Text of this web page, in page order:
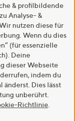
& profilbildende
Analyse- &
nutzen diese für
Wenn du dies
(für essenzielle
Deine
dieser Webseite
indem du
änderst. Dies lässt
unberührt.
Richtlinie